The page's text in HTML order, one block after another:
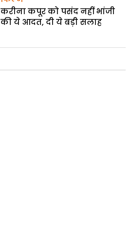
करीना कपूर को पसंद नहीं भांजी
की ये आदत, दी ये बड़ी सलाह